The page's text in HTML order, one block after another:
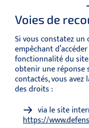
Voies de
Si vous constatez un
empêchant
fonctionnalité du
obtenir une réponse
contactés, vous
des droits :
via le site
https://